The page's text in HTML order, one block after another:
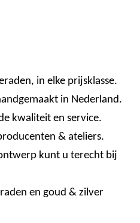
in elke prijsklasse.
in Nederland.
kwaliteit en service.
& ateliers.
kunt u terecht bij
en goud & zilver